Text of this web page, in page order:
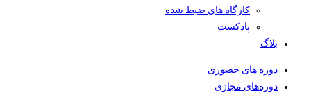
کارگاه های ضبط شده
پادکست
بلاگ
دوره های حضوری
دوره‌های مجازی